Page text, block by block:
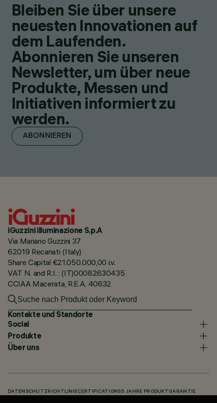
Bleiben Sie über unsere
neuesten Innovationen auf
dem Laufenden.
Abonnieren Sie unseren
Newsletter, um über neue
Produkte, Messen und
Initiativen informiert zu
werden.
ABONNIEREN
iGuzzini illuminazione S.p.A
Via Mariano Guzzini 37
62019 Recanati (Italy)
Share Capital €21.050.000,00 i.v.
VAT N. and R.I. : (IT)00082630435
CCIAA Macerata, R.E.A. 40632
Kontakte und Standorte
Social
Produkte
Über uns
DATENSCHUTZRICHTLINIECERTIFICATIONS 5 JAHRE PRODUKTGARANTIE